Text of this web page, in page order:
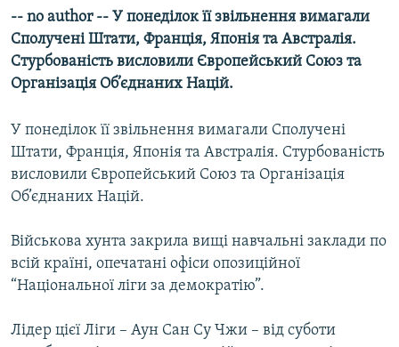
СПЕЦПРОЄКТИ
ПОДКАСТИ
РУС
КТАТ
ДОЛУЧАЙСЯ!
-- no author -- У понеділок її звільнення вимагали
Сполучені Штати, Франція, Японія та Австралія.
Стурбованість висловили Європейський Союз та
Організація Об’єднаних Націй.
У понеділок її звільнення вимагали Сполучені
Штати, Франція, Японія та Австралія. Стурбованість
висловили Європейський Союз та Організація
Об’єднаних Націй.
Військова хунта закрила вищі навчальні заклади по
всій країні, опечатані офіси опозиційної
“Національної ліги за демократію”.
Лідер цієї Ліги – Аун Сан Су Чжи – від суботи